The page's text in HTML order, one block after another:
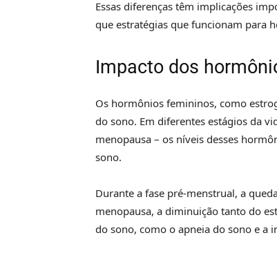
Essas diferenças têm implicações
que estratégias que funcionam para
Impacto dos
Os hormônios femininos, como
do sono. Em diferentes estágios da
menopausa – os níveis desses
sono.
Durante a fase pré-menstrual, a
menopausa, a diminuição tanto do
do sono, como o apneia do sono e a